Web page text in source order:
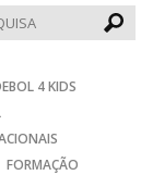
4 KIDS
FORMAÇÃO